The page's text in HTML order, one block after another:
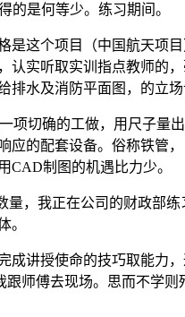
的是何等少。练习期间。
这个项目（中国航天项
实听取实训指点教师的
水及消防平面图，的立场
切确的工做，用尺子量
的配套设备。俗称铁管
CAD制图的机遇比力少。
，我正在公司的财政部
。
授使命的技巧取能力，
师傅去现场。思而不学